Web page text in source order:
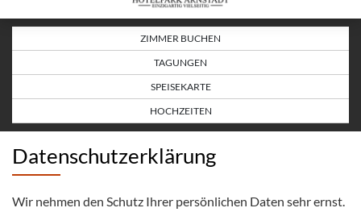
ZIMMER BUCHEN
TAGUNGEN
SPEISEKARTE
HOCHZEITEN
Datenschutzerklärung
Wir nehmen den Schutz Ihrer persönlichen Daten sehr ernst.